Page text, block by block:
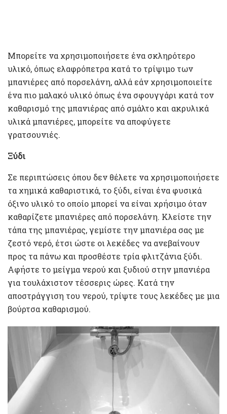
Μπορείτε να χρησιμοποιήσετε ένα σκληρότερο
υλικό, όπως ελαφρόπετρα κατά το τρίψιμο των
μπανιέρες από πορσελάνη, αλλά εάν χρησιμοποιείτε
ένα πιο μαλακό υλικό όπως ένα σφουγγάρι κατά τον
καθαρισμό της μπανιέρας από σμάλτο και ακρυλικά
υλικά μπανιέρες, μπορείτε να αποφύγετε
γρατσουνιές.
Ξύδι
Σε περιπτώσεις όπου δεν θέλετε να χρησιμοποιήσετε
τα χημικά καθαριστικά, το ξύδι, είναι ένα φυσικά
όξινο υλικό το οποίο μπορεί να είναι χρήσιμο όταν
καθαρίζετε μπανιέρες από πορσελάνη. Κλείστε την
τάπα της μπανιέρας, γεμίστε την μπανιέρα σας με
ζεστό νερό, έτσι ώστε οι λεκέδες να ανεβαίνουν
προς τα πάνω και προσθέστε τρία φλιτζάνια ξύδι.
Αφήστε το μείγμα νερού και ξυδιού στην μπανιέρα
για τουλάχιστον τέσσερις ώρες. Κατά την
αποστράγγιση του νερού, τρίψτε τους λεκέδες με μια
βούρτσα καθαρισμού.